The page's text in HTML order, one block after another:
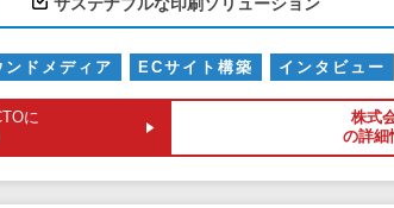
ンドメディア ECサイト構築 インタビュー
に
株式
の詳細